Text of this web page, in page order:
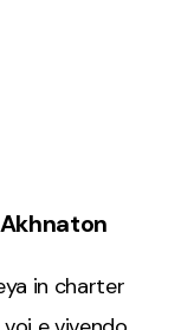
in charter